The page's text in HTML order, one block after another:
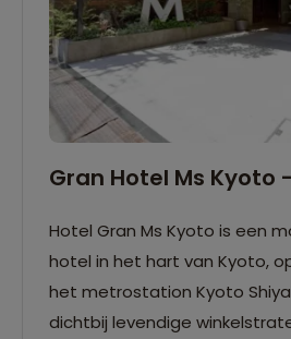
Gran Hotel Ms Kyoto
Hotel Gran Ms Kyoto is een
hotel in het hart van Kyoto,
het metrostation Kyoto
dichtbij levendige